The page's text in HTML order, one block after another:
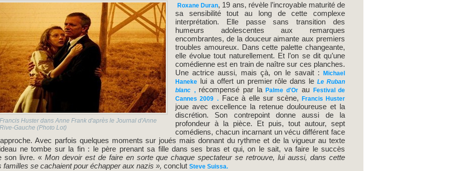
Huster dans Anne Frank d'après le Journal d'Anne
Gauche (Photo Lot)
Roxane Duran, 19 ans, révèle l’incroyable maturité de
sa sensibilité tout au long de cette complexe
interprétation. Elle passe sans transition des
humeurs adolescentes aux remarques
encombrantes, de la douceur aimante aux premiers
troubles amoureux. Dans cette palette changeante,
elle évolue tout naturellement. Et l’on se dit qu’une
comédienne est en train de naître sur ces planches.
Une actrice aussi, mais çà, on le savait :Michael
Hanekelui a offert un premier rôle dans leLe Ruban
blanc ,récompensé par laPalme d'Or au
Festival de
Cannes 2009 . Face à elle sur scène, Francis Huster
joue avec excellence la retenue douloureuse et la
discrétion. Son contrepoint donne aussi de la
profondeur à la pièce. Et puis, tout autour, sept
comédiens, chacun incarnant un vécu différent face
approche. Avec parfois quelques moments sur joués mais donnant du rythme et de la vigueur au texte
ne tombe sur la fin : le père prenant sa fille dans ses bras et qui, on le sait, va faire le succès
son livre. « Mon devoir est de faire en sorte que chaque spectateur se retrouve, lui aussi, dans cette
familles se cachaient pour échapper aux nazis », conclut Steve Suissa.